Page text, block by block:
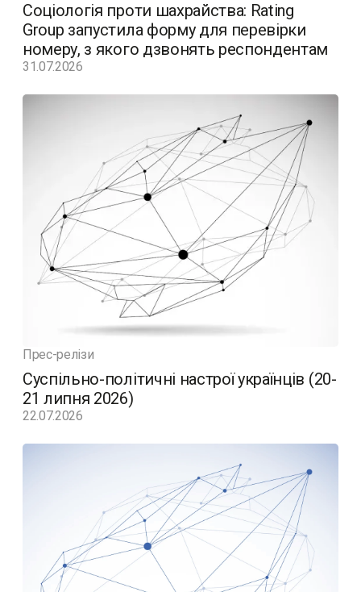
Соціологія проти шахрайства: Rating
Group запустила форму для перевірки
номеру, з якого дзвонять респондентам
31.07.2026
Прес-релізи
Суспільно-політичні настрої українців (20-
21 липня 2026)
22.07.2026